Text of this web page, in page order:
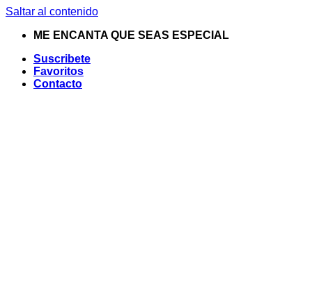
Saltar al contenido
ME ENCANTA QUE SEAS ESPECIAL
Suscribete
Favoritos
Contacto